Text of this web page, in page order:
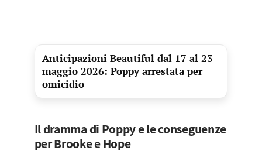
Anticipazioni Beautiful dal 17 al 23
maggio 2026: Poppy arrestata per
omicidio
Il dramma di Poppy e le conseguenze
per Brooke e Hope